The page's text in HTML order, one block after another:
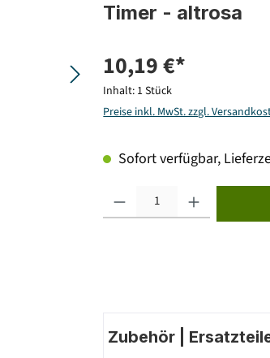
Timer - altrosa
10,19 €*
Inhalt: 1 Stück
Preise inkl. MwSt. zzgl.
Sofort verfügbar,
Zubehör |